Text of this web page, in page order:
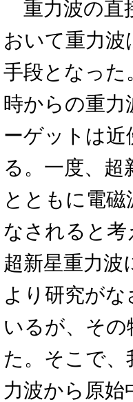
重力波の直
おいて重力
手段となった
時からの重力
ーゲットは
る。一度、
とともに電
なされると
超新星重力
より研究が
いるが、そ
た。そこで、
力波から原始